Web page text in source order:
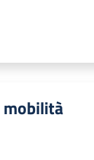
mobilità